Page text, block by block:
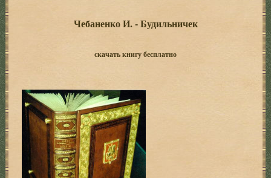
Чебаненко И. - Будильничек
скачать книгу бесплатно